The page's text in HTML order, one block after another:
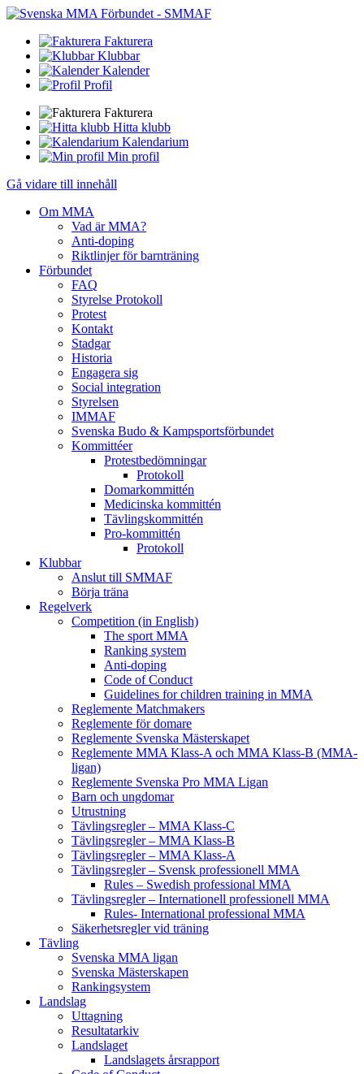
Fakturera
Klubbar
Kalender
Profil
Fakturera
Hitta klubb
Kalendarium
Min profil
Gå vidare till innehåll
Om MMA
Vad är MMA?
Anti-doping
Riktlinjer för barnträning
Förbundet
FAQ
Styrelse Protokoll
Protest
Kontakt
Stadgar
Historia
Engagera sig
Social integration
Styrelsen
IMMAF
Svenska Budo & Kampsportsförbundet
Kommittéer
Protestbedömningar
Protokoll
Domarkommittén
Medicinska kommittén
Tävlingskommittén
Pro-kommittén
Protokoll
Klubbar
Anslut till SMMAF
Börja träna
Regelverk
Competition (in English)
The sport MMA
Ranking system
Anti-doping
Code of Conduct
Guidelines for children training in MMA
Reglemente Matchmakers
Reglemente för domare
Reglemente Svenska Mästerskapet
Reglemente MMA Klass-A och MMA Klass-B (MMA-
ligan)
Reglemente Svenska Pro MMA Ligan
Barn och ungdomar
Utrustning
Tävlingsregler – MMA Klass-C
Tävlingsregler – MMA Klass-B
Tävlingsregler – MMA Klass-A
Tävlingsregler – Svensk professionell MMA
Rules – Swedish professional MMA
Tävlingsregler – Internationell professionell MMA
Rules- International professional MMA
Säkerhetsregler vid träning
Tävling
Svenska MMA ligan
Svenska Mästerskapen
Rankingsystem
Landslag
Uttagning
Resultatarkiv
Landslaget
Landslagets årsrapport